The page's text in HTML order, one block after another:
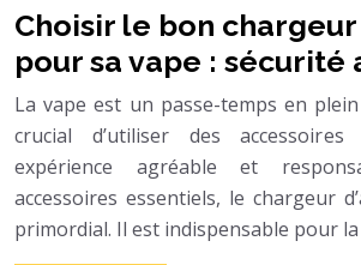
Choisir le bon chargeur
pour sa vape : sécurité
La vape est un passe-temps en
crucial d’utiliser des
expérience agréable et
accessoires essentiels, le chargeur
primordial. Il est indispensable pour